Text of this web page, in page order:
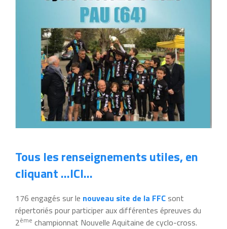
Tous les renseignements utiles, en
cliquant …ICI…
176 engagés sur le nouveau site de la FFC sont
répertoriés pour participer aux différentes épreuves du
2ème championnat Nouvelle Aquitaine de cyclo-cross.